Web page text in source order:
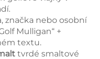
značka nebo osobní
Mulligan“ +
textu.
tvrdé smaltové